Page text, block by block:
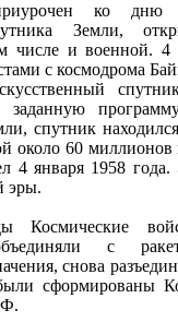
ко дню
Земли,
числе и военной. 4
с космодрома
спутник
около 60
4 января 1958
эры.
Космические
с
снова
сформированы